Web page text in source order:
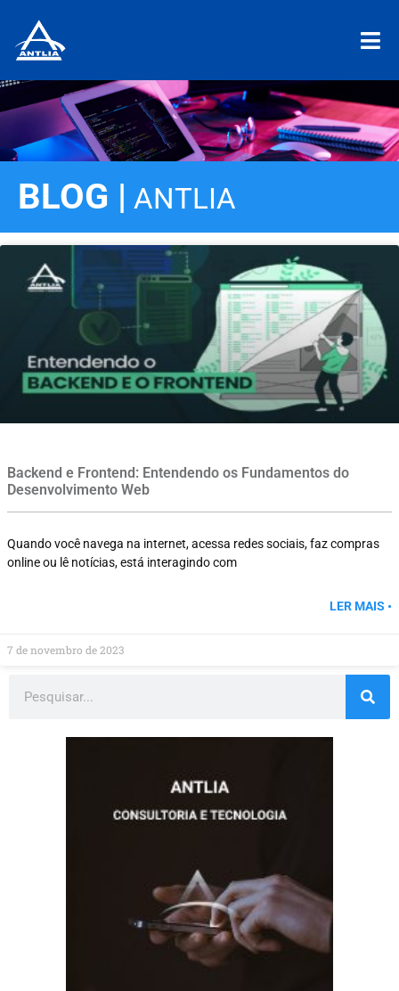
BLOG | ANTLIA
Backend e Frontend: Entendendo os Fundamentos do
Desenvolvimento Web
Quando você navega na internet, acessa redes sociais, faz compras
online ou lê notícias, está interagindo com
LER MAIS •
7 de novembro de 2023